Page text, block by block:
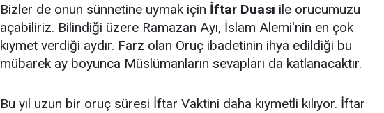
Bizler de onun sünnetine uymak için İftar Duası ile orucumuzu
açabiliriz. Bilindiği üzere Ramazan Ayı, İslam Alemi'nin en çok
kıymet verdiği aydır. Farz olan Oruç ibadetinin ihya edildiği bu
mübarek ay boyunca Müslümanların sevapları da katlanacaktır.
Bu yıl uzun bir oruç süresi İftar Vaktini daha kıymetli kılıyor. İftar